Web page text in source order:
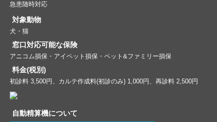
急患随時対応
対象動物
犬・猫
窓口対応可能な保険
アニコム損保・アイペット損保・ペット&ファミリー損保
料金(税別)
初診料 3,500円、カルテ作成料(初診のみ) 1,000円、再診料 2,500円
自動精算機について